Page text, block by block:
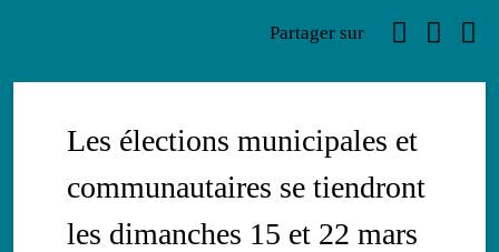
Partager sur
Facebook
Les élections municipales et
communautaires se tiendront
les dimanches 15 et 22 mars